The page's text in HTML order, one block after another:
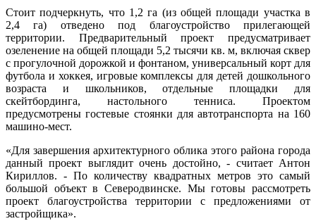
Стоит подчеркнуть, что 1,2 га (из общей площади участка в
2,4 га) отведено под благоустройство прилегающей
территории. Предварительный проект пре­дусматривает
озеленение на общей площади 5,2 тысячи кв. м, включая сквер
с прогулочной дорожкой и фонтаном, универсальный корт для
футбола и хоккея, игровые комплексы для детей дошкольного
возраста и школьников, отдельные площадки для
скейтбординга, настольного тенниса. Проектом
предусмотрены гостевые стоянки для автотранспорта на 160
машино-мест.
«Для завершения архитектурного облика этого района города
данный проект выглядит очень достойно, - считает Антон
Кириллов. - По количеству квадратных метров это самый
большой объект в Северо­двинске. Мы готовы рассмотреть
проект благоустройства территории с предложениями от
застройщика».